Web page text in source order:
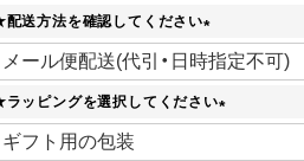
送方法を確認してください
(
必
須
)
ッピングを選択してください
必